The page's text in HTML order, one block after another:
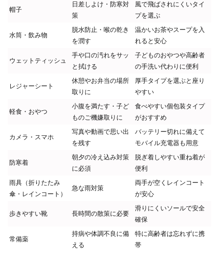
帽子
日差しよけ・防寒対
策
風で飛ばされにくいタイ
プを選ぶ
水筒・飲み物
脱水防止・喉の乾き
を潤す
温かいお茶やスープを入
れると安心
ウェットティッシュ
手や口の汚れをサッ
と拭ける
子どものおやつや高齢者
の手洗い代わりに便利
レジャーシート
休憩やお弁当の場所
取りに
厚手タイプを選ぶと座り
やすい
軽食・おやつ
小腹を満たす・子ど
ものご機嫌取りに
食べやすい個包装タイプ
がおすすめ
カメラ・スマホ
写真や動画で思い出
を残す
バッテリー切れに備えて
モバイル充電器も用意
防寒着
朝夕の冷え込み対策
に必須
脱ぎ着しやすい重ね着が
便利
雨具（折りたたみ
傘・レインコート）
急な雨対策
両手が空くレインコート
が安心
歩きやすい靴 長時間の散策に必要
滑りにくいソールで安全
確保
常備薬
持病や体調不良に備
える
特に高齢者は忘れずに携
帯